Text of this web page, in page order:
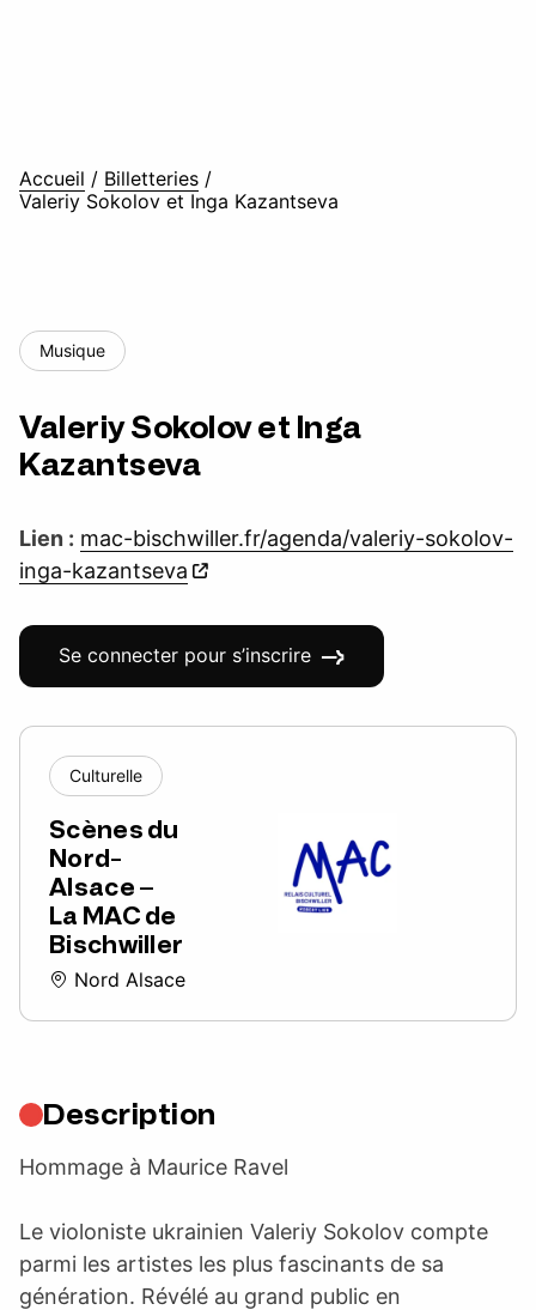
Accueil / Billetteries /
Valeriy Sokolov et Inga Kazantseva
Musique
Valeriy Sokolov et Inga
Kazantseva
Lien : mac-bischwiller.fr/agenda/valeriy-sokolov-
inga-kazantseva
Se connecter pour s’inscrire
Culturelle
Scènes du
Nord-
Alsace –
La MAC de
Bischwiller
Nord Alsace
Description
Hommage à Maurice Ravel
Le violoniste ukrainien Valeriy Sokolov compte
parmi les artistes les plus fascinants de sa
génération. Révélé au grand public en